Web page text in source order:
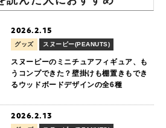
2026.2.15
グッズ スヌーピー(PEANUTS)
スヌーピーのミニチュアフィギュア、も
うコンプできた？壁掛けも棚置きもでき
るウッドボードデザインの全6種
2026.2.13